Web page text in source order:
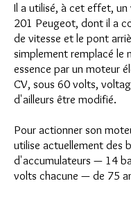
Il a utilisé, à cet effet, un
201 Peugeot, dont il a
de vitesse et le pont
simplement remplacé le
essence par un moteur
CV, sous 60 volts,
d'ailleurs être modifié.
Pour actionner son
utilise actuellement des
d'accumulateurs — 14
volts chacune — de 75